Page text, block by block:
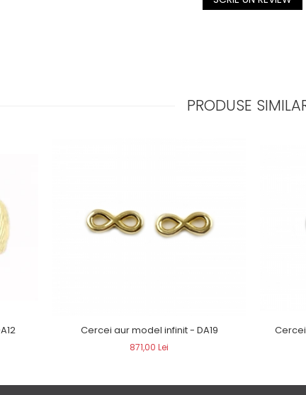
PRODUSE
rotunzi - DA12 Cercei aur model infinit - DA19
871,00 Lei